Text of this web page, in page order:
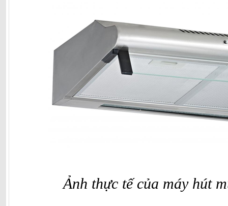
Ảnh thực tế của máy hút